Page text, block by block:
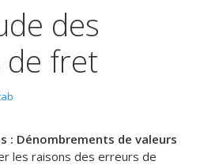
des
fret
: Dénombrements de valeurs
les raisons des erreurs de